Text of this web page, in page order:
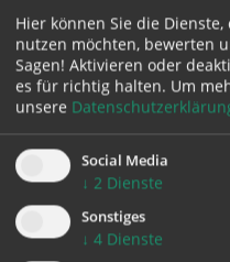
Hier können Sie die
nutzen möchten, bewerten
Sagen! Aktivieren oder
es für richtig halten. Um
unsere
Social Media
↓ 2 Dienste
Sonstiges
↓ 4 Dienste